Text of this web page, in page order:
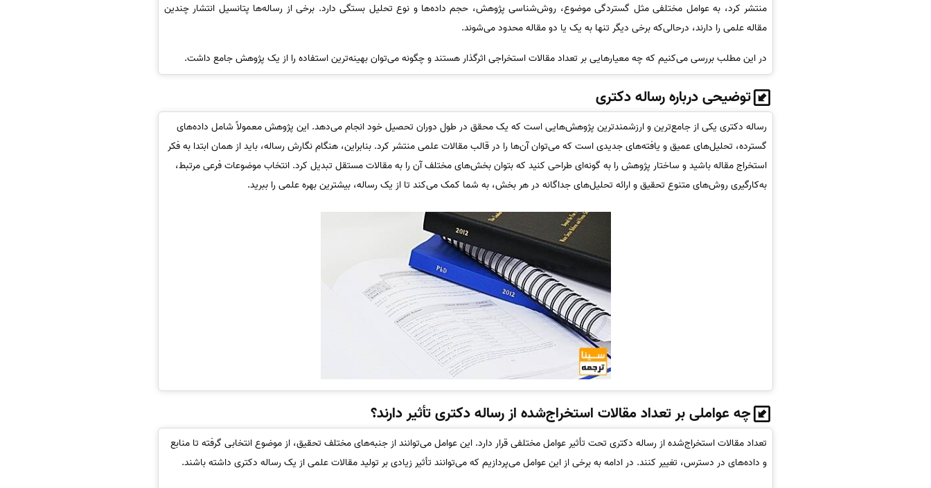
منتشر کرد، به عوامل مختلفی مثل گستردگی موضوع، روش‌شناسی پژوهش، حجم داده‌ها و نوع تحلیل بستگی دارد. برخی از رساله‌ها پتانسیل انتشار چندین
مقاله علمی را دارند، درحالی‌که برخی دیگر تنها به یک یا دو مقاله محدود می‌شوند.
در این مطلب بررسی می‌کنیم که چه معیارهایی بر تعداد مقالات استخراجی اثرگذار هستند و چگونه می‌توان بهینه‌ترین استفاده را از یک پژوهش جامع داشت.
توضیحی درباره رساله دکتری
رساله دکتری یکی از جامع‌ترین و ارزشمندترین پژوهش‌هایی است که یک محقق در طول دوران تحصیل خود انجام می‌دهد. این پژوهش معمولاً شامل داده‌های
گسترده، تحلیل‌های عمیق و یافته‌های جدیدی است که می‌توان آن‌ها را در قالب مقالات علمی منتشر کرد. بنابراین، هنگام نگارش رساله، باید از همان ابتدا به فکر
استخراج مقاله باشید و ساختار پژوهش را به گونه‌ای طراحی کنید که بتوان بخش‌های مختلف آن را به مقالات مستقل تبدیل کرد. انتخاب موضوعات فرعی مرتبط،
به‌کارگیری روش‌های متنوع تحقیق و ارائه تحلیل‌های جداگانه در هر بخش، به شما کمک می‌کند تا از یک رساله، بیشترین بهره علمی را ببرید.
چه عواملی بر تعداد مقالات استخراج‌شده از رساله دکتری تأثیر دارند؟
تعداد مقالات استخراج‌شده از رساله دکتری تحت تأثیر عوامل مختلفی قرار دارد. این عوامل می‌توانند از جنبه‌های مختلف تحقیق، از موضوع انتخابی گرفته تا منابع
و داده‌های در دسترس، تغییر کنند. در ادامه به برخی از این عوامل می‌پردازیم که می‌توانند تأثیر زیادی بر تولید مقالات علمی از یک رساله دکتری داشته باشند.